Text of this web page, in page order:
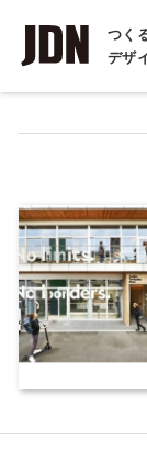
つく
デザ
インタビュ
コラム